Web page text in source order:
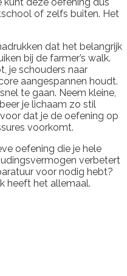
of zelfs buiten. Het
dat het belangrijk
bij de farmer’s walk.
je schouders naar
aangespannen houdt.
te gaan. Neem kleine,
je lichaam zo stil
dat je de oefening op
voorkomt.
oefening die je hele
verbetert
voor nodig hebt?
heeft het allemaal.